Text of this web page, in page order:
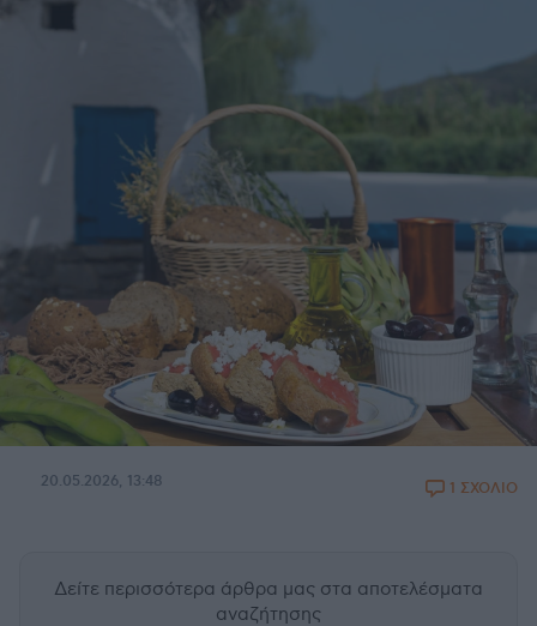
20.05.2026, 13:48 1 ΣΧΟΛΙΟ
Δείτε περισσότερα άρθρα μας στα αποτελέσματα
αναζήτησης